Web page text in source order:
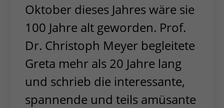
Oktober dieses Jahres wäre sie
100 Jahre alt geworden. Prof.
Dr. Christoph Meyer begleitete
Greta mehr als 20 Jahre lang
und schrieb die interessante,
spannende und teils amüsante